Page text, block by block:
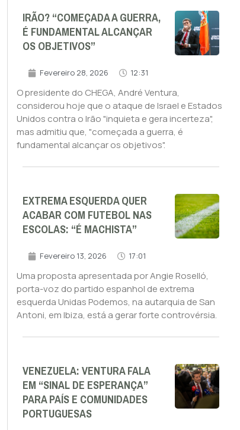
IRÃO? “COMEÇADA A GUERRA,
É FUNDAMENTAL ALCANÇAR
OS OBJETIVOS”
Fevereiro 28, 2026 12:31
O presidente do CHEGA, André Ventura,
considerou hoje que o ataque de Israel e Estados
Unidos contra o Irão "inquieta e gera incerteza",
mas admitiu que, "começada a guerra, é
fundamental alcançar os objetivos".
EXTREMA ESQUERDA QUER
ACABAR COM FUTEBOL NAS
ESCOLAS: “É MACHISTA”
Fevereiro 13, 2026 17:01
Uma proposta apresentada por Angie Roselló,
porta-voz do partido espanhol de extrema
esquerda Unidas Podemos, na autarquia de San
Antoni, em Ibiza, está a gerar forte controvérsia.
VENEZUELA: VENTURA FALA
EM “SINAL DE ESPERANÇA”
PARA PAÍS E COMUNIDADES
PORTUGUESAS